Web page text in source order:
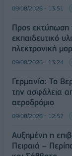
09/08/2026 - 13:51
Προς εκτύπωση
εκπαιδευτικό
ηλεκτρονική
09/08/2026 - 13:24
Γερμανία: Το
την ασφάλεια
αεροδρόμιο
09/08/2026 - 12:57
Αυξημένη η
Πειραιά –